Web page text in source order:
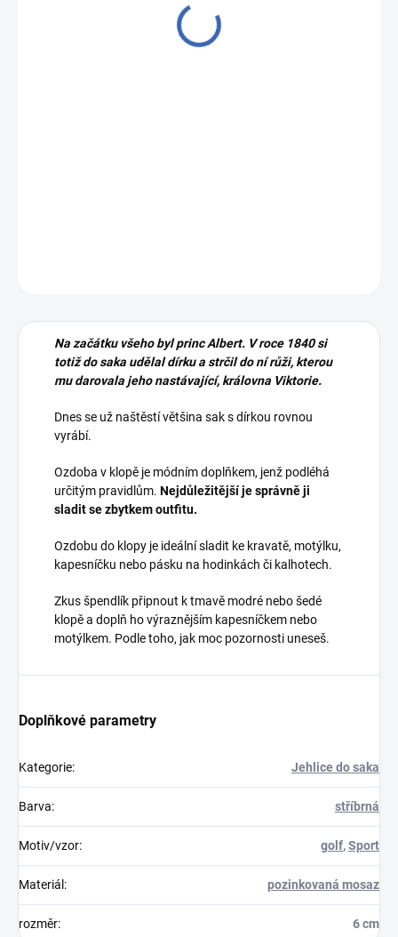
Na začátku všeho byl princ Albert. V roce 1840 si
totiž do saka udělal dírku a strčil do ní růži, kterou
mu darovala jeho nastávající, královna Viktorie.
Dnes se už naštěstí většina sak s dírkou rovnou
vyrábí.
Ozdoba v klopě je módním doplňkem, jenž podléhá
určitým pravidlům. Nejdůležitější je správně ji
sladit se zbytkem outfitu.
Ozdobu do klopy je ideální sladit ke kravatě, motýlku,
kapesníčku nebo pásku na hodinkách či kalhotech.
Zkus špendlík připnout k tmavě modré nebo šedé
klopě a doplň ho výraznějším kapesníčkem nebo
motýlkem. Podle toho, jak moc pozornosti uneseš.
Doplňkové parametry
Kategorie: Jehlice do saka
Barva: stříbrná
Motiv/vzor: golf,Sport
Materiál : pozinkovaná mosaz
rozměr: 6 cm